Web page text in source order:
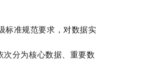
标准规范要求，对数据实
次分为核心数据、重要数